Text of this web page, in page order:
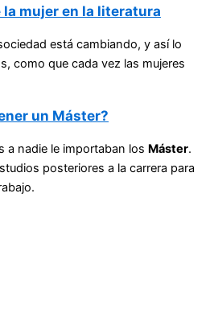
la mujer en la literatura
está cambiando, y así lo
como que cada vez las mujeres
un Máster?
a nadie le importaban los Máster.
posteriores a la carrera para